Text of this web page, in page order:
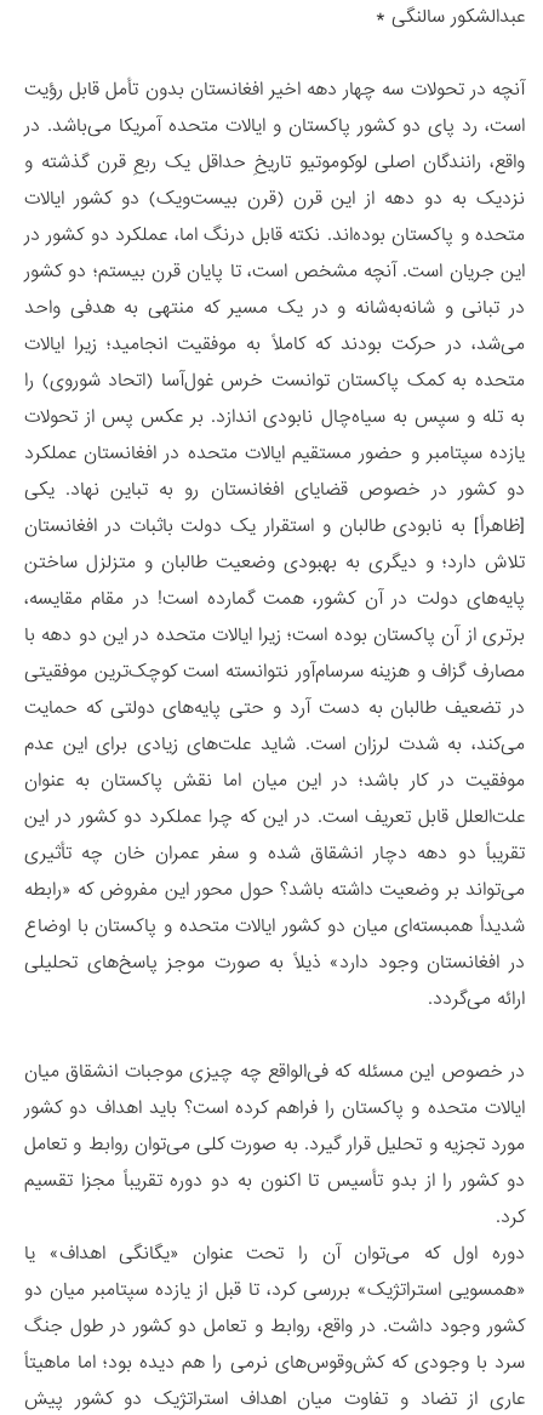
عبدالشکور سالنگی *
آنچه در تحولات سه چهار دهه اخیر افغانستان بدون تأمل قابل رؤیت
است، رد پای دو کشور پاکستان و ایالات متحده آمریکا می‌باشد. در
واقع، رانندگان اصلی لوکوموتیو تاریخِ حداقل یک ربعِ قرن گذشته و
نزدیک به دو دهه از این قرن (قرن بیست‌ویک) دو کشور ایالات
متحده و پاکستان بوده‌اند. نکته قابل درنگ اما، عملکرد دو کشور در
این جریان است. آنچه مشخص است، تا پایان قرن بیستم؛ دو کشور
در تبانی و شانه‌‌به‌شانه و در یک مسیر که منتهی به هدفی واحد
می‌شد، در حرکت بودند که کاملاً به موفقیت انجامید؛ زیرا ایالات
متحده به کمک پاکستان توانست خرس غول‌آسا (اتحاد شوروی) را
به تله و سپس به سیاه‌چال نابودی اندازد. بر عکس پس از تحولات
یازده سپتامبر و حضور مستقیم ایالات متحده در افغانستان عملکرد
دو کشور در خصوص قضایای افغانستان رو به تباین نهاد. یکی
[ظاهراً] به نابودی طالبان و استقرار یک دولت باثبات در افغانستان
تلاش دارد؛ و دیگری به بهبودی وضعیت طالبان و متزلزل ساختن
پایه‌های دولت در آن کشور، همت گمارده است! در مقام مقایسه،
برتری از آن پاکستان بوده است؛ زیرا ایالات متحده در این دو دهه با
مصارف گزاف و هزینه سرسام‌‌آور نتوانسته است کوچک‌ترین موفقیتی
در تضعیف طالبان به ‌دست آرد و حتی پایه‌های دولتی که حمایت
می‌کند، به شدت لرزان است. شاید علت‌های زیادی برای این عدم
موفقیت در کار باشد؛ در این میان اما نقش پاکستان به عنوان
علت‌العلل قابل تعریف است. در این که چرا عملکرد دو کشور در این
تقریباً دو دهه دچار انشقاق شده و سفر عمران خان چه تأثیری
می‌تواند بر وضعیت داشته باشد؟ حول محور این مفروض که «رابطه
شدیداً همبسته‌ای میان دو کشور ایالات متحده و پاکستان با اوضاع
در افغانستان وجود دارد» ذیلاً به صورت موجز پاسخ‌های تحلیلی
ارائه می‌گردد.
در خصوص این مسئله که فی‌الواقع چه چیزی موجبات انشقاق میان
ایالات متحده و پاکستان را فراهم کرده است؟ باید اهداف دو کشور
مورد تجزیه و تحلیل قرار گیرد. به صورت کلی می‌توان روابط و تعامل
دو کشور را از بدو تأسیس تا اکنون به دو دوره تقریباً مجزا تقسیم
کرد.
دوره اول که می‌توان آن را تحت عنوان «یگانگی اهداف» یا
«همسویی استراتژیک» بررسی کرد، تا قبل از یازده سپتامبر میان دو
کشور وجود داشت. در واقع، روابط و تعامل دو کشور در طول جنگ
سرد با وجودی که کش‌وقوس‌های نرمی را هم دیده بود؛ اما ماهیتاً
عاری از تضاد و تفاوت میان اهداف استراتژیک دو کشور پیش